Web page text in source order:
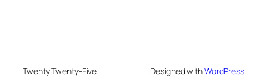
Twenty Twenty-Five Designed withWordPress